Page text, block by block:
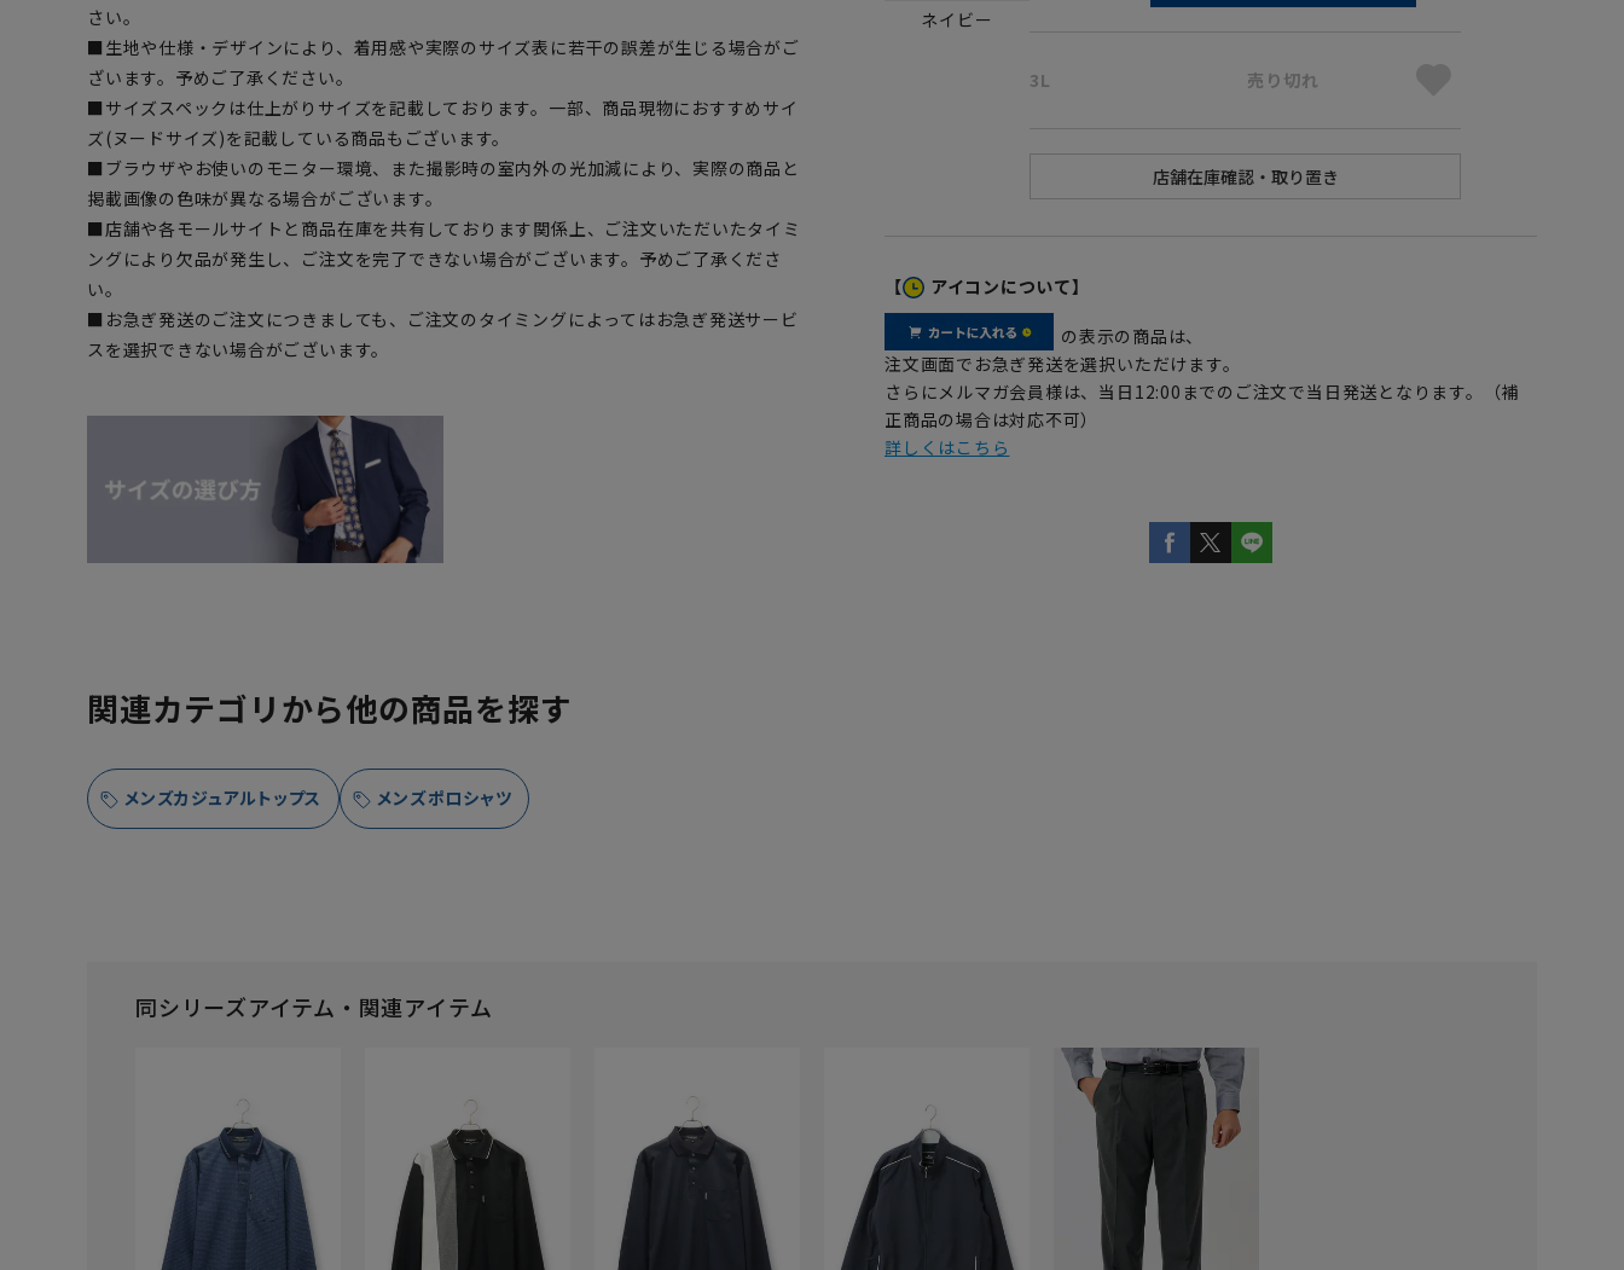
さい。
■生地や仕様・デザインにより、着用感や実際のサイズ表に若干の誤差が生じる場合がご
ざいます。予めご了承ください。
■サイズスペックは仕上がりサイズを記載しております。一部、商品現物におすすめサイ
ズ(ヌードサイズ)を記載している商品もございます。
■ブラウザやお使いのモニター環境、また撮影時の室内外の光加減により、実際の商品と
掲載画像の色味が異なる場合がございます。
■店舗や各モールサイトと商品在庫を共有しております関係上、ご注文いただいたタイミ
ングにより欠品が発生し、ご注文を完了できない場合がございます。予めご了承くださ
い。
■お急ぎ発送のご注文につきましても、ご注文のタイミングによってはお急ぎ発送サービ
スを選択できない場合がございます。
ネイビー
3L 売り切れ
【 アイコンについて】
の表示の商品は、
注文画面でお急ぎ発送を選択いただけます。
さらにメルマガ会員様は、当日12:00までのご注文で当日発送となります。（補
正商品の場合は対応不可）
詳しくはこちら
関連カテゴリから他の商品を探す
メンズカジュアルトップス メンズポロシャツ
同シリーズアイテム・関連アイテム